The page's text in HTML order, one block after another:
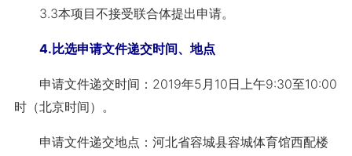
3.3本项目不接受联合体提出申请。
4.比选申请文件递交时间、地点
申请文件递交时间：2019年5月10日上午9:30至10:00
时（北京时间）。
申请文件递交地点：河北省容城县容城体育馆西配楼